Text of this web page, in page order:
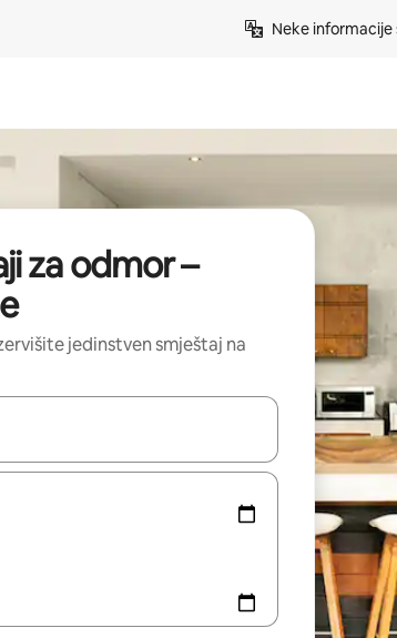
Neke
za odmor –
jedinstven smještaj na
dostupni, možete da se krećete kroz njih pomoću